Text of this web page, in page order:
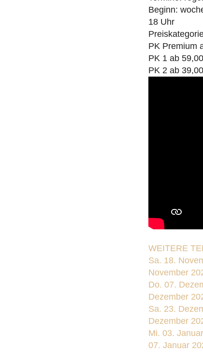
Beginn:
18 Uhr
PK Premium
PK 1 ab
PK 2 ab
WEITERE
Sa. 18.
November
Do. 07.
Dezember
Sa. 23.
Dezember
Mi. 03.
07. Januar